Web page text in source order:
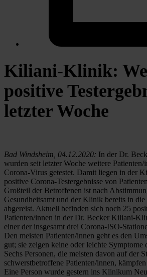
Kiliani-Klinik:
positive
letzter Woche
Bad Windsheim, 04.12.2020: In der Dr.
wurden seit letzter Woche weitere
Corona-Virus getestet. Damit liegen in der
positive Corona-Testergebnisse von
Großteil der Betroffenen ist nach
Gesundheitsamt und der Klinik bereits in die
abgereist. Aktuell befinden sich noch 25
Patienten/innen in der Dr. Becker Kiliani-
einer der insgesamt drei Corona-ISO-
Den meisten Patienten/innen geht es den
gut; sie zeigen keine oder leichte
Sechs Personen, die meisten davon auf der
schwerstbetroffene Patienten/innen,
Eine Person wurde gestern ins Klinikum